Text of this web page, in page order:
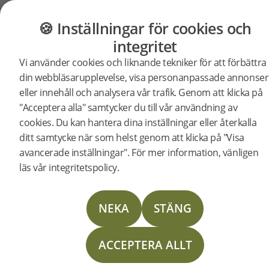
GOLV MÖBLER BUTIK OUTLET
🍪 Inställningar för cookies och
integritet
Vi använder cookies och liknande tekniker för att förbättra
din webbläsarupplevelse, visa personanpassade annonser
eller innehåll och analysera vår trafik. Genom att klicka på
"Acceptera alla" samtycker du till vår användning av
cookies. Du kan hantera dina inställningar eller återkalla
ditt samtycke när som helst genom att klicka på "Visa
avancerade inställningar". För mer information, vänligen
läs vår integritetspolicy.
NEKA STÄNG
ACCEPTERA ALLT
Bjelin
satsar
och
i
Finland
Startsida Nyheter
Golvföretaget Bjelin förstärker närvaron på finska
marknaden med ytterligare en säljare, Robert
Etholén.
Det expansiva golvföretaget har sin produktion och
logistikcenter i Viken i södra Sverige. I linje med
tillväxtplanerna bygger företaget världens största
trägolvsfabrik i Kroatien och en internationell
försäljningsorganisation. Finland är en av de
marknader som Bjelin nu satsar på.
Nyrekryterade Robert Etholén kommer närmast
från posten som försäljningsrepresentant och
produktexpert på Lektar Oy/Knauf Insulation Oy.